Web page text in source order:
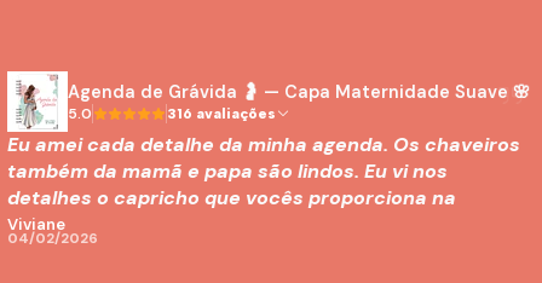
Agenda de Grávida 🤰 — Capa Maternidade Suave 🌸
5.0 316 avaliações
Eu amei cada detalhe da minha agenda. Os chaveiros
também da mamã e papa são lindos. Eu vi nos
detalhes o capricho que vocês proporciona na
entrega de cada item. Muito obrigada! ❤️
Viviane
04/02/2026